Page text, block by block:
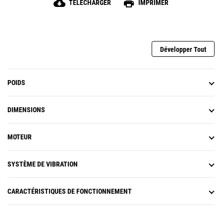
cloud_download TÉLÉCHARGER print IMPRIMER
Développer Tout
POIDS
DIMENSIONS
MOTEUR
SYSTÈME DE VIBRATION
CARACTÉRISTIQUES DE FONCTIONNEMENT